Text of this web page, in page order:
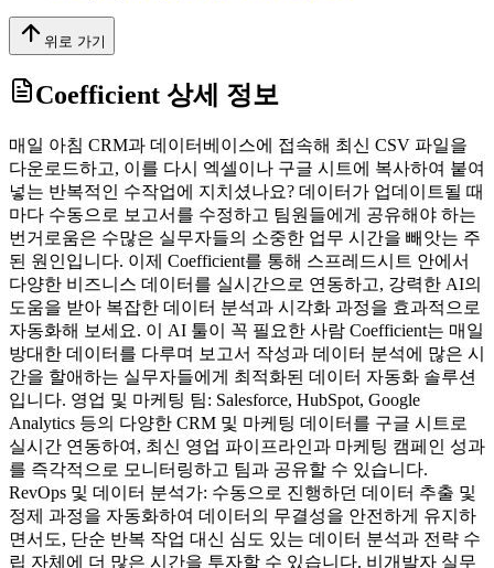
위로 가기
Coefficient 상세 정보
매일 아침 CRM과 데이터베이스에 접속해 최신 CSV 파일을
다운로드하고, 이를 다시 엑셀이나 구글 시트에 복사하여 붙여
넣는 반복적인 수작업에 지치셨나요? 데이터가 업데이트될 때
마다 수동으로 보고서를 수정하고 팀원들에게 공유해야 하는
번거로움은 수많은 실무자들의 소중한 업무 시간을 빼앗는 주
된 원인입니다. 이제 Coefficient를 통해 스프레드시트 안에서
다양한 비즈니스 데이터를 실시간으로 연동하고, 강력한 AI의
도움을 받아 복잡한 데이터 분석과 시각화 과정을 효과적으로
자동화해 보세요. 이 AI 툴이 꼭 필요한 사람 Coefficient는 매일
방대한 데이터를 다루며 보고서 작성과 데이터 분석에 많은 시
간을 할애하는 실무자들에게 최적화된 데이터 자동화 솔루션
입니다. 영업 및 마케팅 팀: Salesforce, HubSpot, Google
Analytics 등의 다양한 CRM 및 마케팅 데이터를 구글 시트로
실시간 연동하여, 최신 영업 파이프라인과 마케팅 캠페인 성과
를 즉각적으로 모니터링하고 팀과 공유할 수 있습니다.
RevOps 및 데이터 분석가: 수동으로 진행하던 데이터 추출 및
정제 과정을 자동화하여 데이터의 무결성을 안전하게 유지하
면서도, 단순 반복 작업 대신 심도 있는 데이터 분석과 전략 수
립 자체에 더 많은 시간을 투자할 수 있습니다. 비개발자 실무